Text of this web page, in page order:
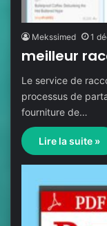
Mekssimed 1
meilleur
Le service de
processus de
fourniture de…
Lire la suite »